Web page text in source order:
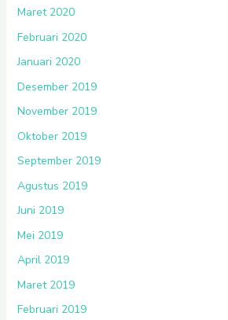
Maret 2020
Februari 2020
Januari 2020
Desember 2019
November 2019
Oktober 2019
September 2019
Agustus 2019
Juni 2019
Mei 2019
April 2019
Maret 2019
Februari 2019